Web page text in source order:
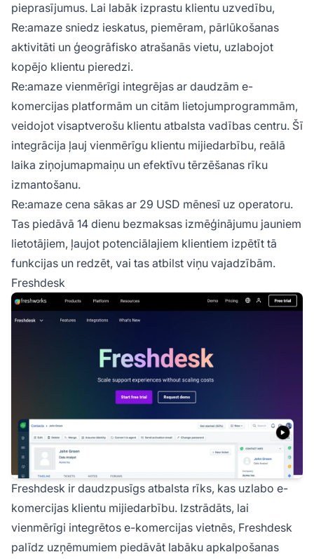
pieprasījumus. Lai labāk izprastu klientu uzvedību,
Re:amaze sniedz ieskatus, piemēram, pārlūkošanas
aktivitāti un ģeogrāfisko atrašanās vietu, uzlabojot
kopējo klientu pieredzi.
Re:amaze vienmērīgi integrējas ar daudzām e-
komercijas platformām un citām lietojumprogrammām,
veidojot visaptverošu klientu atbalsta vadības centru. Šī
integrācija ļauj vienmērīgu klientu mijiedarbību, reālā
laika ziņojumapmaiņu un efektīvu tērzēšanas rīku
izmantošanu.
Re:amaze cena sākas ar 29 USD mēnesī uz operatoru.
Tas piedāvā 14 dienu bezmaksas izmēģinājumu jauniem
lietotājiem, ļaujot potenciālajiem klientiem izpētīt tā
funkcijas un redzēt, vai tas atbilst viņu vajadzībām.
Freshdesk
Freshdesk ir daudzpusīgs atbalsta rīks, kas uzlabo e-
komercijas klientu mijiedarbību. Izstrādāts, lai
vienmērīgi integrētos e-komercijas vietnēs, Freshdesk
palīdz uzņēmumiem piedāvāt labāku apkalpošanas